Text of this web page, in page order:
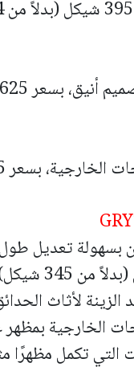
(بدلاً من 3,295 شيكل).
435 شيكل (بدلاً من 545 شيكل).
تعديل طول
لأثاث
الخارجية
التي تكمل مظهرًا